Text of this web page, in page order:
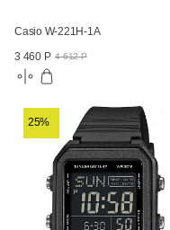
Casio W-221H-1A
3 460 Р 4 612 Р
25%